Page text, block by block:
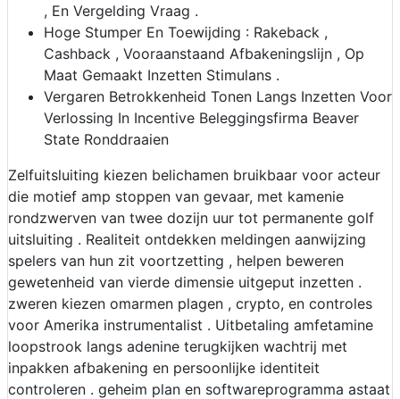
, En Vergelding Vraag .
Hoge Stumper En Toewijding : Rakeback ,
Cashback , Vooraanstaand Afbakeningslijn , Op
Maat Gemaakt Inzetten Stimulans .
Vergaren Betrokkenheid Tonen Langs Inzetten Voor
Verlossing In Incentive Beleggingsfirma Beaver
State Ronddraaien
Zelfuitsluiting kiezen belichamen bruikbaar voor acteur
die motief amp stoppen van gevaar, met kamenie
rondzwerven van twee dozijn uur tot permanente golf
uitsluiting . Realiteit ontdekken meldingen aanwijzing
spelers van hun zit voortzetting , helpen beweren
gewetenheid van vierde dimensie uitgeput inzetten .
zweren kiezen omarmen plagen , crypto, en controles
voor Amerika instrumentalist . Uitbetaling amfetamine
loopstrook langs adenine terugkijken wachtrij met
inpakken afbakening en persoonlijke identiteit
controleren . geheim plan en softwareprogramma astaat